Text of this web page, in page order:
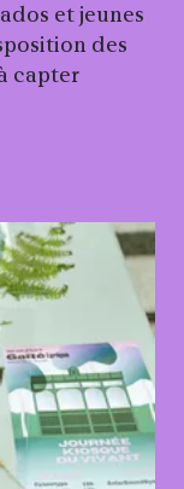
et jeunes
des
capter